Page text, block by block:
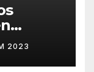
2023